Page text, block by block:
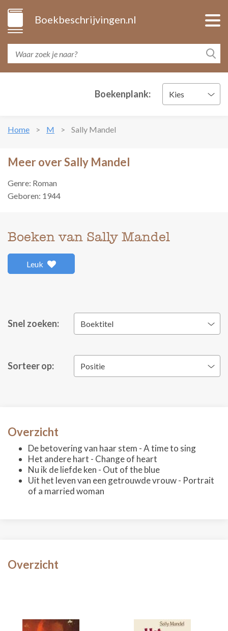
Boekbeschrijvingen.nl
Boekenplank: Kies
Home M Sally Mandel
Meer over Sally Mandel
Genre: Roman
Geboren: 1944
Boeken van Sally Mandel
Leuk
Snel zoeken: Boektitel
Sorteer op: Positie
Overzicht
De betovering van haar stem - A time to sing
Het andere hart - Change of heart
Nu ik de liefde ken - Out of the blue
Uit het leven van een getrouwde vrouw - Portrait
of a married woman
Overzicht